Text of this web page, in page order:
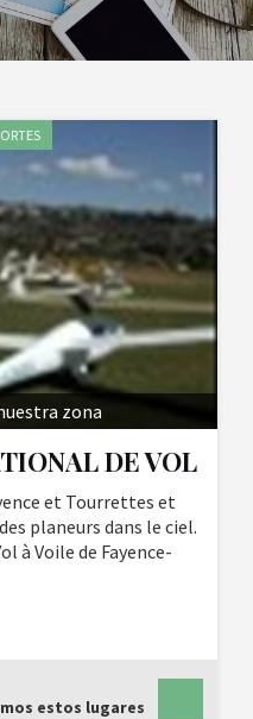
zona
DE VOL
et Tourrettes et
planeurs dans le ciel.
à Voile de Fayence-
côtoyer les oiseaux et
Toulon ou jusqu'à
estos lugares